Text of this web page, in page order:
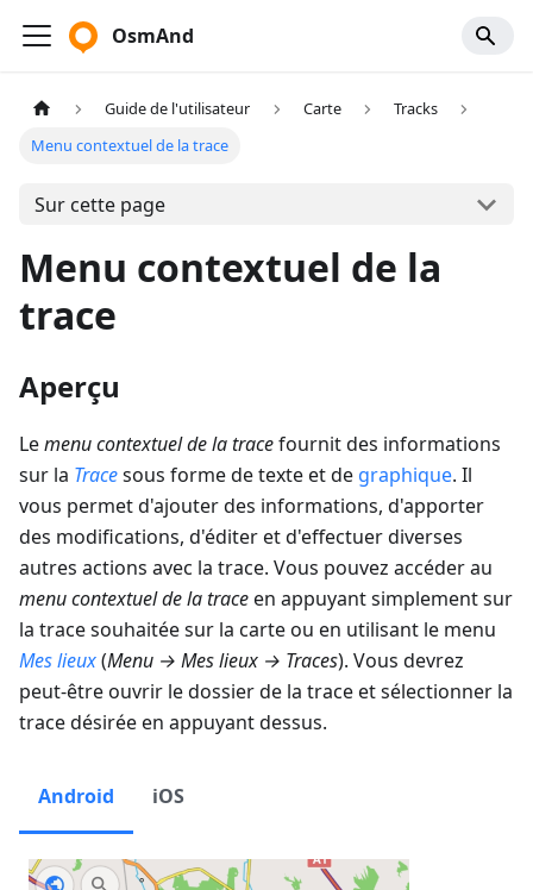
OsmAnd
Guide de l'utilisateur Carte
Tracks
Menu contextuel de la trace
Sur cette page
Menu contextuel de la
trace
Aperçu
Lemenu contextuel de la tracefournit des informations
sur la Tracesous forme de texte et de graphique. Il
vous permet d'ajouter des informations, d'apporter
des modifications, d'éditer et d'effectuer diverses
autres actions avec la trace. Vous pouvez accéder au
menu contextuel de la traceen appuyant simplement sur
la trace souhaitée sur la carte ou en utilisant le menu
Mes lieux(Menu → Mes lieux → Traces). Vous devrez
peut-être ouvrir le dossier de la trace et sélectionner la
trace désirée en appuyant dessus.
Android iOS